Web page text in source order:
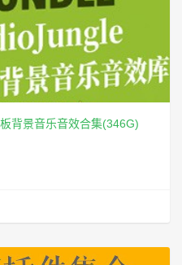
背景音乐音效合集(346G)